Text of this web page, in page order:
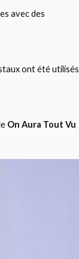
avec des
ont été utilisés
On Aura Tout Vu